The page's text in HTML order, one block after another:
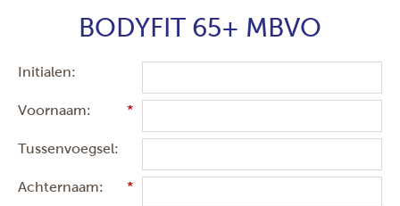
BODYFIT 65+ MBVO
Initialen:
Voornaam:
Tussenvoegsel:
Achternaam: